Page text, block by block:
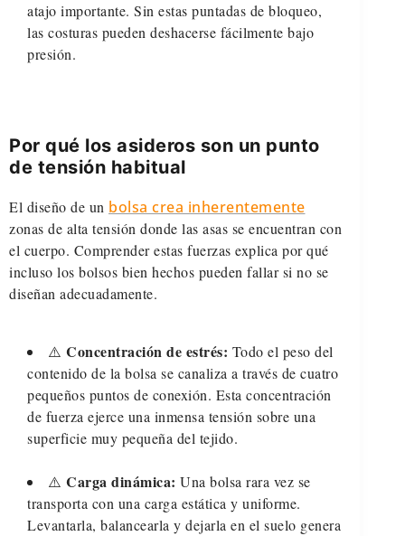
atajo importante. Sin estas puntadas de bloqueo,
las costuras pueden deshacerse fácilmente bajo
presión.
Por qué los asideros son un punto
de tensión habitual
El diseño de un bolsa crea inherentemente
zonas de alta tensión donde las asas se encuentran con
el cuerpo. Comprender estas fuerzas explica por qué
incluso los bolsos bien hechos pueden fallar si no se
diseñan adecuadamente.
⚠️ Concentración de estrés: Todo el peso del
contenido de la bolsa se canaliza a través de cuatro
pequeños puntos de conexión. Esta concentración
de fuerza ejerce una inmensa tensión sobre una
superficie muy pequeña del tejido.
⚠️ Carga dinámica: Una bolsa rara vez se
transporta con una carga estática y uniforme.
Levantarla, balancearla y dejarla en el suelo genera